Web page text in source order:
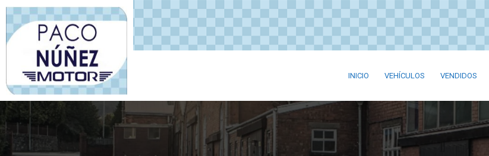
INICIO VEHÍCULOS VENDIDOS